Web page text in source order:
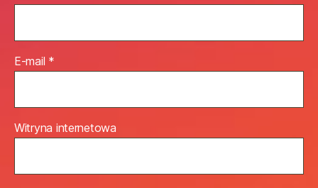
E-mail *
Witryna internetowa